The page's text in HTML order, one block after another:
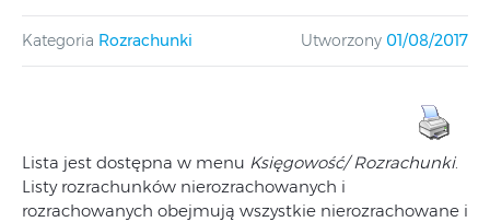
Kategoria Rozrachunki Utworzony 01/08/2017
Lista jest dostępna w menu Księgowość/ Rozrachunki.
Listy rozrachunków nierozrachowanych i
rozrachowanych obejmują wszystkie nierozrachowane i